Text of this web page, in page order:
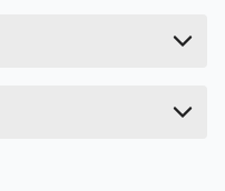
omtale ennå.